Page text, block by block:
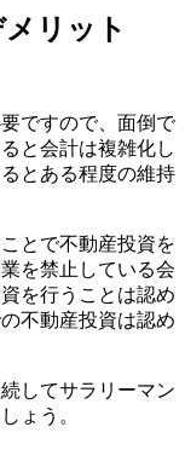
リット
ですので、面倒で
と会計は複雑化し
とある程度の維持
とで不動産投資を
を禁止している会
を行うことは認め
不動産投資は認め
してサラリーマン
ょう。